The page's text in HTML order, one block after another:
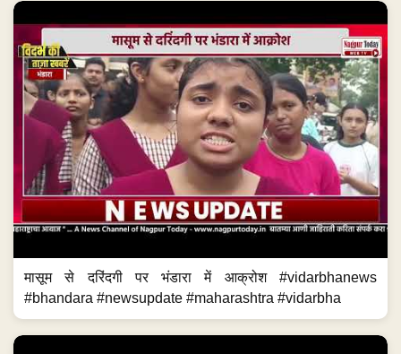
मासूम से दरिंदगी पर भंडारा में आक्रोश #vidarbhanews
#bhandara #newsupdate #maharashtra #vidarbha